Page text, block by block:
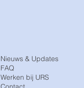
Nieuws & Updates
FAQ
Werken bij URS